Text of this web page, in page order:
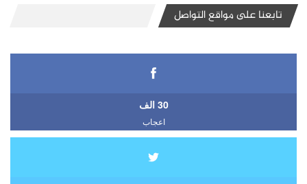
تابعنا على مواقع التواصل
30 الف
اعجاب